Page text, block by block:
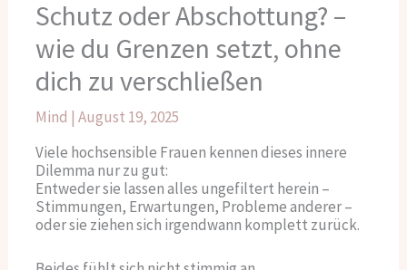
Schutz oder Abschottung? –
wie du Grenzen setzt, ohne
dich zu verschließen
Mind |August 19, 2025
Viele hochsensible Frauen kennen dieses innere
Dilemma nur zu gut:
Entweder sie lassen alles ungefiltert herein –
Stimmungen, Erwartungen, Probleme anderer –
oder sie ziehen sich irgendwann komplett zurück.